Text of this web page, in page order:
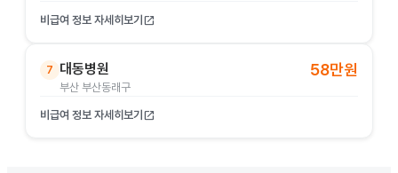
비급여 정보 자세히보기 open_in_new
7 대동병원
부산 부산동래구
58만원
비급여 정보 자세히보기 open_in_new